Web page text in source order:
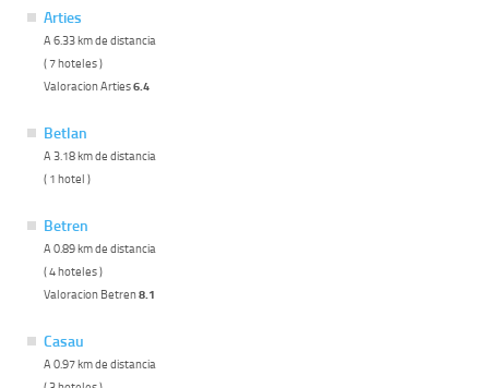
Arties
A 6.33 km de distancia
( 7 hoteles )
Valoracion Arties6.4
Betlan
A 3.18 km de distancia
( 1 hotel )
Betren
A 0.89 km de distancia
( 4 hoteles )
Valoracion Betren8.1
Casau
A 0.97 km de distancia